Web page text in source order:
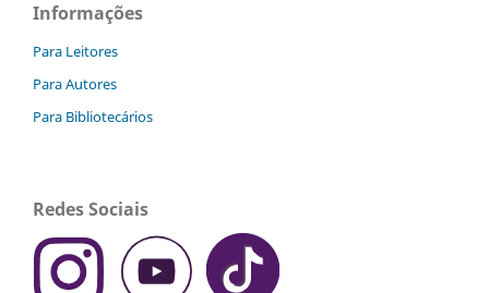
Informações
Para Leitores
Para Autores
Para Bibliotecários
Redes Sociais